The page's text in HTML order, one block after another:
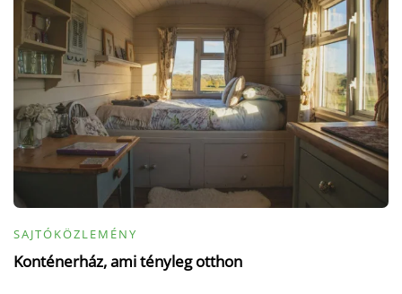
SAJTÓKÖZLEMÉNY
Konténerház, ami tényleg otthon